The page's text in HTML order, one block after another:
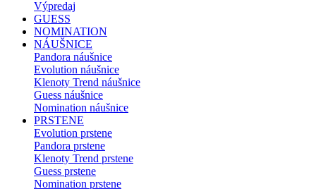
Výpredaj
GUESS
NOMINATION
NÁUŠNICE
Pandora náušnice
Evolution náušnice
Klenoty Trend náušnice
Guess náušnice
Nomination náušnice
PRSTENE
Evolution prstene
Pandora prstene
Klenoty Trend prstene
Guess prstene
Nomination prstene